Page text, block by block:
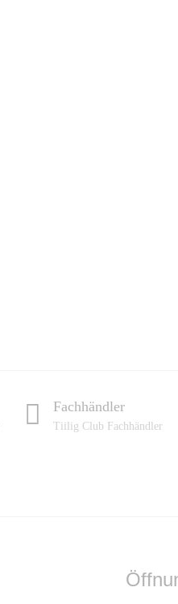
Fachhändler
Tiilig Club Fachhändler